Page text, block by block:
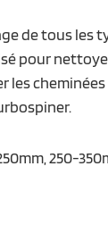
de tous les
pour
250-